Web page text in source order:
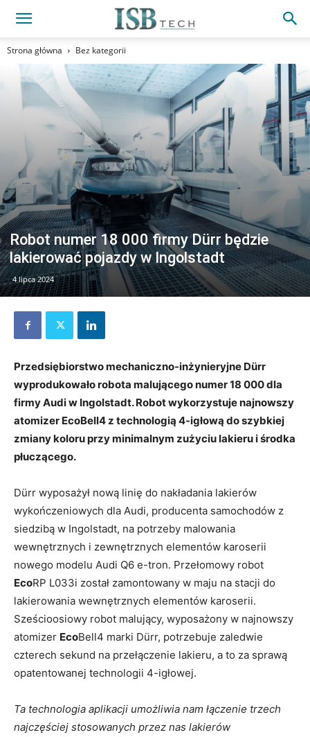
Strona główna Bez kategorii
Robot numer 18 000 firmy Dürr będzie
lakierować pojazdy w Ingolstadt
4 lipca 2024
Przedsiębiorstwo mechaniczno-inżynieryjne Dürr
wyprodukowało robota malującego numer 18 000 dla
firmy Audi w Ingolstadt. Robot wykorzystuje najnowszy
atomizer EcoBell4 z technologią 4-igłową do szybkiej
zmiany koloru przy minimalnym zużyciu lakieru i środka
płuczącego.
Dürr wyposażył nową linię do nakładania lakierów
wykończeniowych dla Audi, producenta samochodów z
siedzibą w Ingolstadt, na potrzeby malowania
wewnętrznych i zewnętrznych elementów karoserii
nowego modelu Audi Q6 e-tron. Przełomowy robot
EcoRP L033i został zamontowany w maju na stacji do
lakierowania wewnętrznych elementów karoserii.
Sześcioosiowy robot malujący, wyposażony w najnowszy
atomizer EcoBell4 marki Dürr, potrzebuje zaledwie
czterech sekund na przełączenie lakieru, a to za sprawą
opatentowanej technologii 4-igłowej.
Ta technologia aplikacji umożliwia nam łączenie trzech
najczęściej stosowanych przez nas lakierów